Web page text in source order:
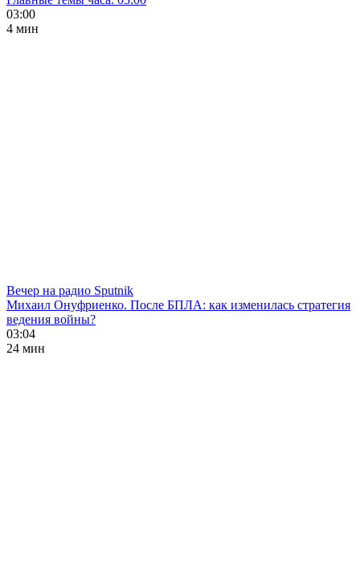
03:00
4 мин
Вечер на радио Sputnik
Михаил Онуфриенко. После БПЛА: как изменилась стратегия
ведения войны?
03:04
24 мин